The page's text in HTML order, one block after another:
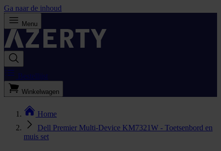
Ga naar de inhoud
Menu
Bestellijst
Winkelwagen
Home
Dell Premier Multi-Device KM7321W - Toetsenbord en
muis set